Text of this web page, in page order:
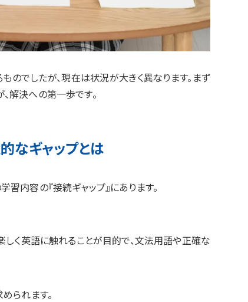
のでしたが、現在は状況が大きく異なります。まず
解決への第一歩です。
なギャップとは
内容の『接続ギャップ』にあります。
楽しく英語に触れることが目的で、文法用語や正確な
られます。